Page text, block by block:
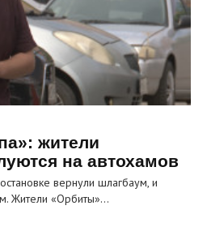
жители
на автохамов
вернули шлагбаум, и
Жители «Орбиты»…